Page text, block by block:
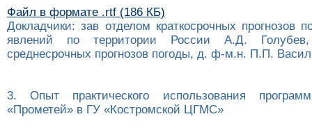
Файл в формате .rtf (186 КБ)
Докладчики: зав отделом краткосрочных прогнозов
явлений по территории России А.Д.
среднесрочных прогнозов погоды, д. ф-м.н. П.П.
3. Опыт практического использования
«Прометей» в ГУ «Костромской ЦГМС»